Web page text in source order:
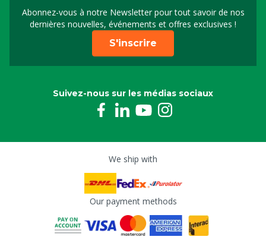
Abonnez-vous à notre Newsletter pour tout savoir de nos
dernières nouvelles, événements et offres exclusives !
Sign up for our
S'inscrire
Suivez-nous sur les médias sociaux
We ship with
Our payment methods